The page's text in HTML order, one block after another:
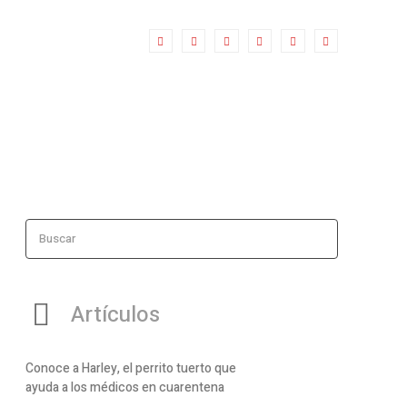
Buscar
Artículos
Conoce a Harley, el perrito tuerto que
ayuda a los médicos en cuarentena